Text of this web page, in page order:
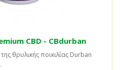
CBD - CBdurban
θρυλικής ποικιλίας Durban